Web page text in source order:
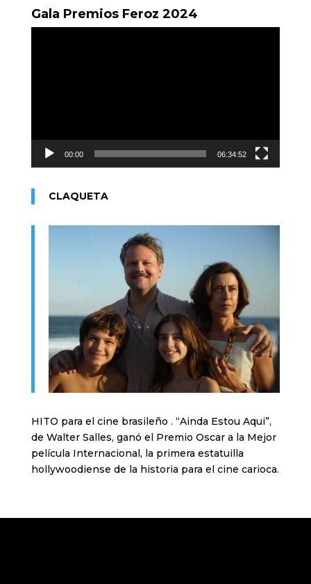
Gala Premios Feroz 2024
00:00 06:34:52
CLAQUETA
HITO para el cine brasileño . “Ainda Estou Aqui”,
de Walter Salles, ganó el Premio Oscar a la Mejor
película Internacional, la primera estatuilla
hollywoodiense de la historia para el cine carioca.